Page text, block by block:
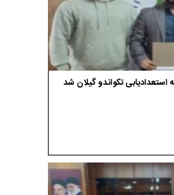
استعدادیابی تکواندو گیلان شد